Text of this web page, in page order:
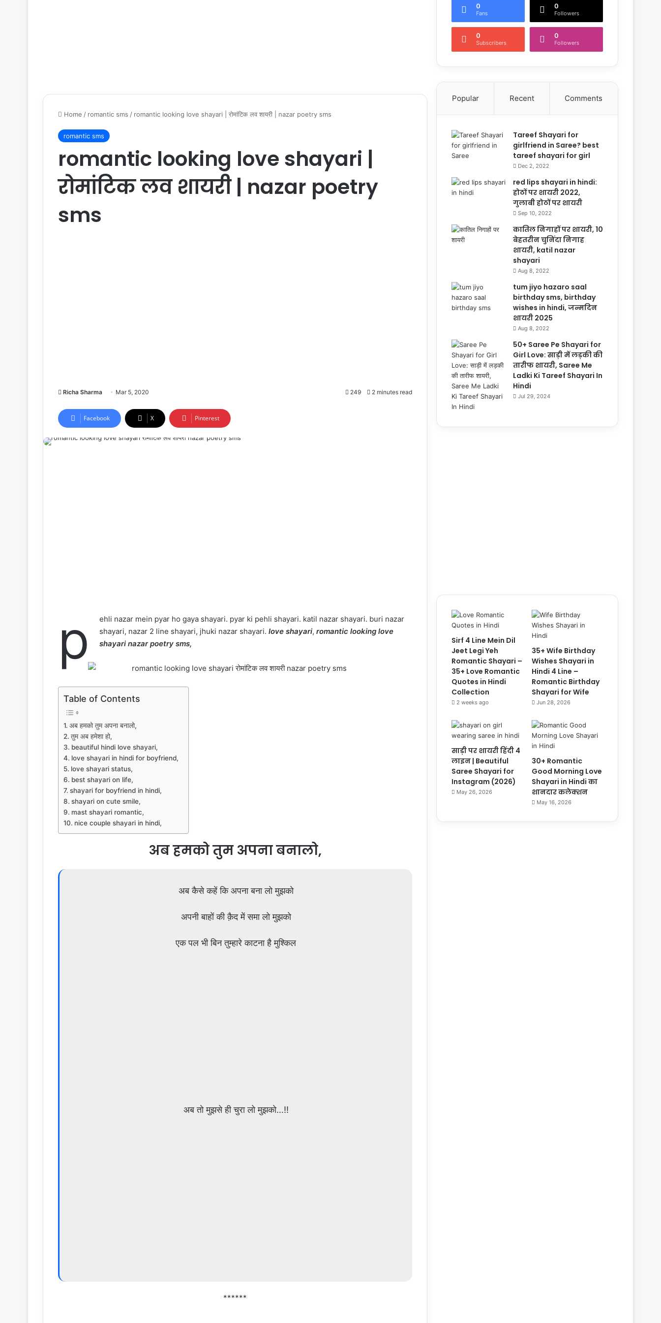
Home / romantic sms / romantic looking love shayari | रोमांटिक लव शायरी | nazar poetry sms
romantic sms
romantic looking love shayari |
रोमांटिक लव शायरी | nazar poetry
sms
Richa Sharma Mar 5, 2020 249 2 minutes read
Facebook X Pinterest
p
ehli nazar mein pyar ho gaya shayari. pyar ki pehli shayari. katil nazar shayari. buri nazar
shayari, nazar 2 line shayari, jhuki nazar shayari. love shayari, romantic looking love
shayari nazar poetry sms,
Table of Contents
अब हमको तुम अपना बनालो,
तुम अब हमेशा हो,
beautiful hindi love shayari,
love shayari in hindi for boyfriend,
love shayari status,
best shayari on life,
shayari for boyfriend in hindi,
shayari on cute smile,
mast shayari romantic,
nice couple shayari in hindi,
अब हमको तुम अपना बनालो,
अब कैसे कहें कि अपना बना लो मुझको
अपनी बाहों की क़ैद में समा लो मुझको
एक पल भी बिन तुम्हारे काटना है मुश्किल
अब तो मुझसे ही चुरा लो मुझको…!!
******
0
Fans
0
Followers
0
Subscribers
0
Followers
Popular Recent Comments
Tareef Shayari for
girlfriend in Saree? best
tareef shayari for girl
Dec 2, 2022
red lips shayari in hindi:
होठों पर शायरी 2022,
गुलाबी होठों पर शायरी
Sep 10, 2022
कातिल निगाहों पर शायरी, 10
बेहतरीन चुनिंदा निगाह
शायरी, katil nazar
shayari
Aug 8, 2022
tum jiyo hazaro saal
birthday sms, birthday
wishes in hindi, जन्मदिन
शायरी 2025
Aug 8, 2022
50+ Saree Pe Shayari for
Girl Love: साड़ी में लड़की की
तारीफ शायरी, Saree Me
Ladki Ki Tareef Shayari In
Hindi
Jul 29, 2024
Sirf 4 Line Mein Dil
Jeet Legi Yeh
Romantic Shayari –
35+ Love Romantic
Quotes in Hindi
Collection
2 weeks ago
35+ Wife Birthday
Wishes Shayari in
Hindi 4 Line –
Romantic Birthday
Shayari for Wife
Jun 28, 2026
साड़ी पर शायरी हिंदी 4
लाइन | Beautiful
Saree Shayari for
Instagram (2026)
May 26, 2026
30+ Romantic
Good Morning Love
Shayari in Hindi का
शानदार कलेक्शन
May 16, 2026